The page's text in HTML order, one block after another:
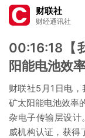
财联社
财经通讯社
00:16:18【
阳能电池效
财联社5月1日电
矿太阳能电池效率
杂电子传输层设计
威机构认证，获得